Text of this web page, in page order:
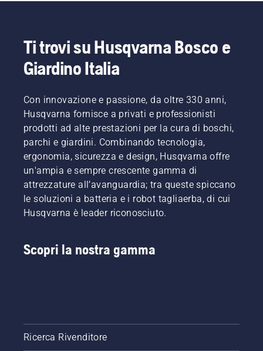
Ti trovi su Husqvarna Bosco e
Giardino Italia
Con innovazione e passione, da oltre 330 anni,
Husqvarna fornisce a privati e professionisti
prodotti ad alte prestazioni per la cura di boschi,
parchi e giardini. Combinando tecnologia,
ergonomia, sicurezza e design, Husqvarna offre
un'ampia e sempre crescente gamma di
attrezzature all’avanguardia; tra queste spiccano
le soluzioni a batteria e i robot tagliaerba, di cui
Husqvarna è leader riconosciuto.
Scopri la nostra gamma
Ricerca Rivenditore